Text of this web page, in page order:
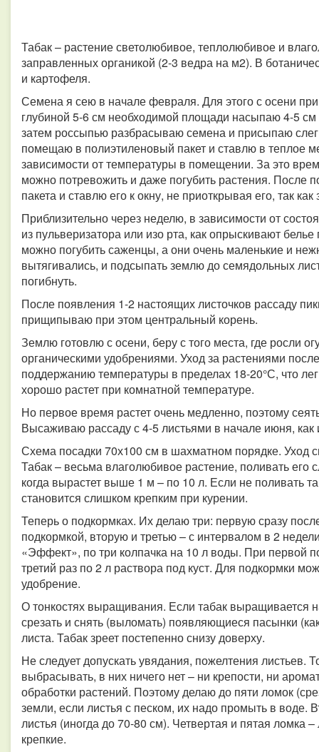
Табак – растение светолюбивое, теплолюбивое и
заправленных органикой (2-3 ведра на м2). В
и картофеля.
Семена я сею в начале февраля. Для этого с осени
глубиной 5-6 см необходимой площади насыпаю 4-5
затем россыпью разбрасываю семена и присыпаю
помещаю в полиэтиленовый пакет и ставлю в теплое
зависимости от температуры в помещении. За это
можно потревожить и даже погубить растения.
пакета и ставлю его к окну, не приоткрывая его, так
Приблизительно через неделю, в зависимости от
из пульверизатора или изо рта, как опрыскивают
можно погубить саженцы, а они очень маленькие и
вытягивались, и подсыпать землю до семядольных
погибнуть.
После появления 1-2 настоящих листочков рассаду
прищипываю при этом центральный корень.
Землю готовлю с осени, беру с того места, где росли
органическими удобрениями. Уход за растениями
поддержанию температуры в пределах 18-20°С, что
хорошо растет при комнатной температуре.
Но первое время растет очень медленно, поэтому
Высаживаю рассаду с 4-5 листьями в начале июня, как
Схема посадки 70х100 см в шахматном порядке. Уход
Табак – весьма влаголюбивое растение, поливать его
когда вырастет выше 1 м – по 10 л. Если не поливать
становится слишком крепким при курении.
Теперь о подкормках. Их делаю три: первую сразу
подкормкой, вторую и третью – с интервалом в 2
«Эффект», по три колпачка на 10 л воды. При первой
третий раз по 2 л раствора под куст. Для подкормки
удобрение.
О тонкостях выращивания. Если табак выращивается
срезать и снять (выломать) появляющиеся пасынки
листа. Табак зреет постепенно снизу доверху.
Не следует допускать увядания, пожелтения листьев.
выбрасывать, в них ничего нет – ни крепости, ни
обработки растений. Поэтому делаю до пяти ломок
земли, если листья с песком, их надо промыть в воде.
листья (иногда до 70-80 см). Четвертая и пятая
крепкие.